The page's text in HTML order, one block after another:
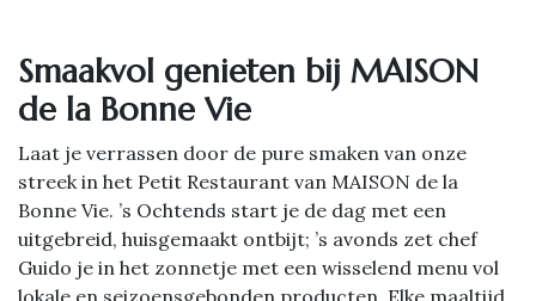
Smaakvol genieten bij MAISON
de la Bonne Vie
Laat je verrassen door de pure smaken van onze
streek in het Petit Restaurant van MAISON de la
Bonne Vie. ’s Ochtends start je de dag met een
uitgebreid, huisgemaakt ontbijt; ’s avonds zet chef
Guido je in het zonnetje met een wisselend menu vol